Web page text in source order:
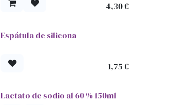
4,30€
Espátula de silicona
1,75€
Lactato de sodio al 60 % 150ml